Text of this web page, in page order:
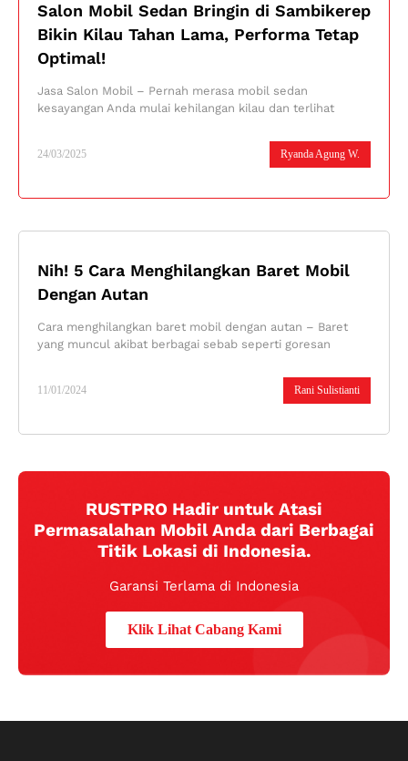
Salon Mobil Sedan Bringin di Sambikerep
Bikin Kilau Tahan Lama, Performa Tetap
Optimal!
Ryanda Agung W.
24/03/2025
Jasa Salon Mobil – Pernah merasa mobil sedan
kesayangan Anda mulai kehilangan kilau dan terlihat
Nih! 5 Cara Menghilangkan Baret Mobil
Dengan Autan
Rani Sulistianti
11/01/2024
Cara menghilangkan baret mobil dengan autan – Baret
yang muncul akibat berbagai sebab seperti goresan
RUSTPRO Hadir untuk Atasi
Permasalahan Mobil Anda dari Berbagai
Titik Lokasi di Indonesia.
Garansi Terlama di Indonesia
Klik Lihat Cabang Kami